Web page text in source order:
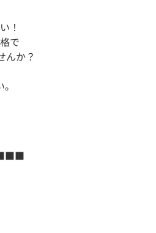
！
で
んか？